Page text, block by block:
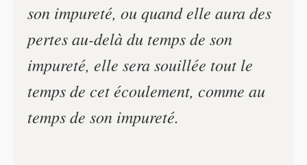
son impureté, ou quand elle aura des
pertes au-delà du temps de son
impureté, elle sera souillée tout le
temps de cet écoulement, comme au
temps de son impureté.